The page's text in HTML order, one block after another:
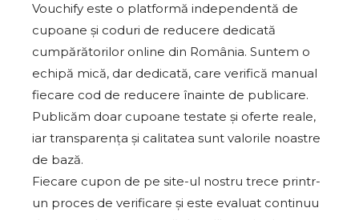
Vouchify este o platformă independentă de
cupoane și coduri de reducere dedicată
cumpărătorilor online din România. Suntem o
echipă mică, dar dedicată, care verifică manual
fiecare cod de reducere înainte de publicare.
Publicăm doar cupoane testate și oferte reale,
iar transparența și calitatea sunt valorile noastre
de bază.
Fiecare cupon de pe site-ul nostru trece printr-
un proces de verificare și este evaluat continuu